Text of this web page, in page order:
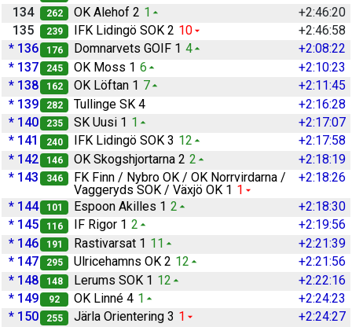
134
262 OK Alehof 2 1
+2:46:20
135
239 IFK Lidingö SOK 2 10
+2:46:58
* 136
176 Domnarvets GOIF 1 4
+2:08:22
* 137
245 OK Moss 1 6
+2:10:23
* 138
162 OK Löftan 1 7
+2:11:45
* 139
282 Tullinge SK 4
+2:16:28
* 140
235 SK Uusi 1 1
+2:17:07
* 141
240 IFK Lidingö SOK 3 12
+2:17:58
* 142
146 OK Skogshjortarna 2 2
+2:18:19
* 143
346
FK Finn / Nybro OK / OK Norrvirdarna /
Vaggeryds SOK / Växjö OK 1 1
+2:18:26
* 144
101 Espoon Akilles 1 2
+2:18:30
* 145
116 IF Rigor 1 2
+2:19:56
* 146
191 Rastivarsat 1 11
+2:21:39
* 147
295 Ulricehamns OK 2 12
+2:21:56
* 148
148 Lerums SOK 1 12
+2:22:16
* 149
92 OK Linné 4 1
+2:24:23
* 150
255 Järla Orientering 3 1
+2:24:27